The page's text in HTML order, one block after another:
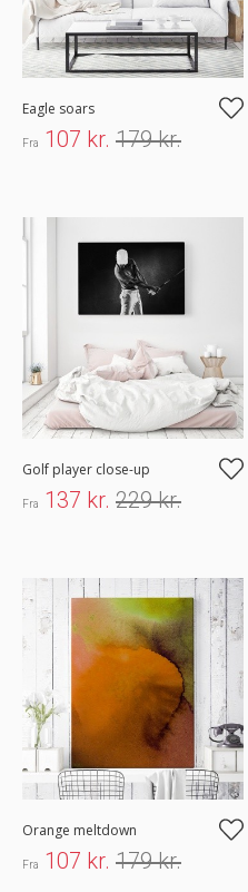
Eagle soars
Fra 107 kr. 179 kr.
Golf player close-up
Fra 137 kr. 229 kr.
Orange meltdown
Fra 107 kr. 179 kr.